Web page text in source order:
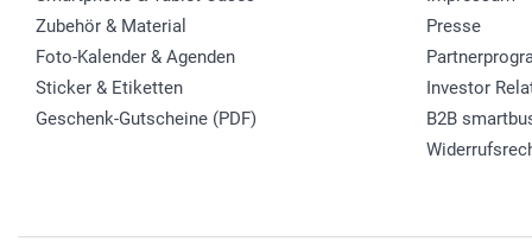
Zubehör & Material
Foto-Kalender & Agenden
Sticker & Etiketten
Geschenk-Gutscheine (PDF)
Presse
Investor
B2B